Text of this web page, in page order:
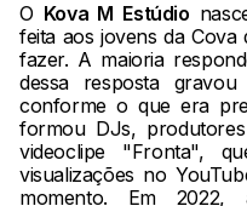
O Kova M Estúdio
feita aos jovens da
fazer. A maioria
dessa resposta
conforme o que era
formou DJs,
videoclipe "Fronta",
visualizações no
momento. Em